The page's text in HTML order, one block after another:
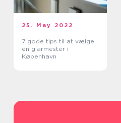
25. May 2022
7 gode tips til at vælge
en glarmester i
København